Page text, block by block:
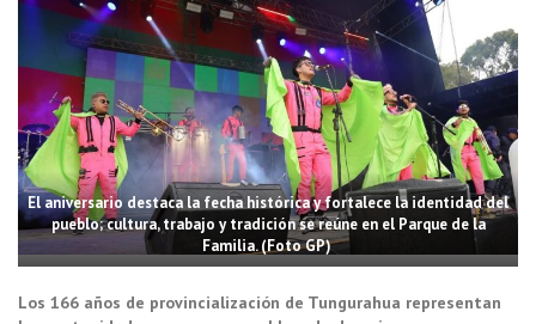
El aniversario destaca la fecha histórica y fortalece la identidad del
pueblo; cultura, trabajo y tradición se reúne en el Parque de la
Familia. (Foto GP)
Los 166 años de provincialización de Tungurahua representan